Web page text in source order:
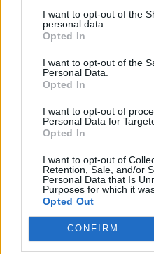
I want to opt-out of the
personal data.
Opted In
I want to opt-out of the
Personal Data.
Opted In
I want to opt-out of
Personal Data for
Opted In
I want to opt-out of
Retention, Sale, and/or
Personal Data that Is
Purposes for which it
Opted Out
CONFIRM
γρίφο, θα το